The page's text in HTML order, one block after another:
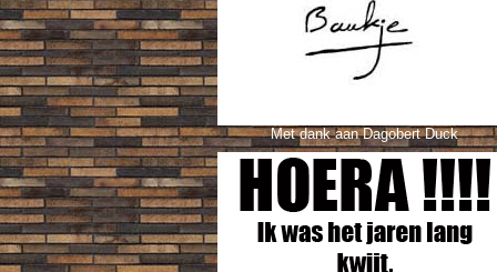
Met dank aan Dagobert Duck